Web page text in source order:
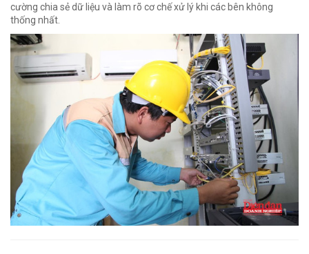
cường chia sẻ dữ liệu và làm rõ cơ chế xử lý khi các bên không
thống nhất.